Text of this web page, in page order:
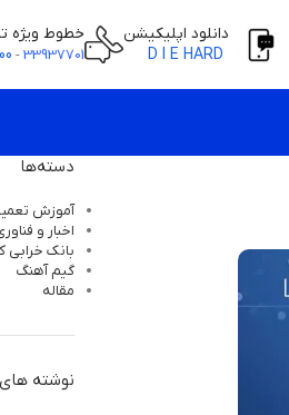
دانلود اپلیکیشن
خطوط ویژه
33937701
-
دسته‌ها
آموزش
اخبار و
بانک خرابی‌
گیم آهنگ
مقاله
نوشته های